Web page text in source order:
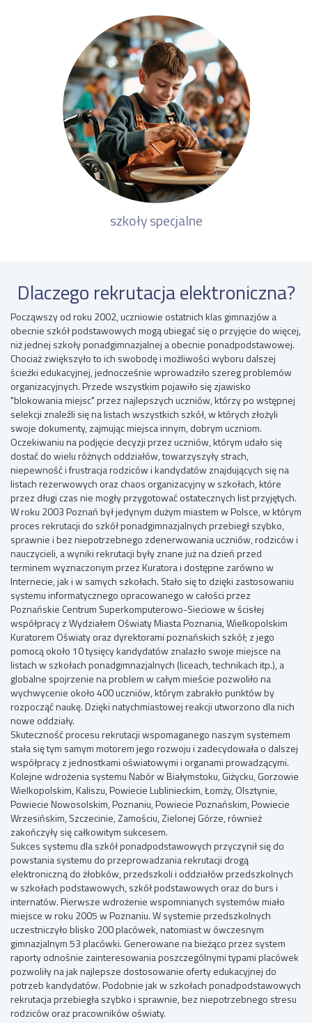
szkoły specjalne
Dlaczego rekrutacja elektroniczna?
Począwszy od roku 2002, uczniowie ostatnich klas gimnazjów a
obecnie szkół podstawowych mogą ubiegać się o przyjęcie do więcej,
niż jednej szkoły ponadgimnazjalnej a obecnie ponadpodstawowej.
Chociaż zwiększyło to ich swobodę i możliwości wyboru dalszej
ścieżki edukacyjnej, jednocześnie wprowadziło szereg problemów
organizacyjnych. Przede wszystkim pojawiło się zjawisko
"blokowania miejsc" przez najlepszych uczniów, którzy po wstępnej
selekcji znaleźli się na listach wszystkich szkół, w których złożyli
swoje dokumenty, zajmując miejsca innym, dobrym uczniom.
Oczekiwaniu na podjęcie decyzji przez uczniów, którym udało się
dostać do wielu różnych oddziałów, towarzyszyły strach,
niepewność i frustracja rodziców i kandydatów znajdujących się na
listach rezerwowych oraz chaos organizacyjny w szkołach, które
przez długi czas nie mogły przygotować ostatecznych list przyjętych.
W roku 2003 Poznań był jedynym dużym miastem w Polsce, w którym
proces rekrutacji do szkół ponadgimnazjalnych przebiegł szybko,
sprawnie i bez niepotrzebnego zdenerwowania uczniów, rodziców i
nauczycieli, a wyniki rekrutacji były znane już na dzień przed
terminem wyznaczonym przez Kuratora i dostępne zarówno w
Internecie, jak i w samych szkołach. Stało się to dzięki zastosowaniu
systemu informatycznego opracowanego w całości przez
Poznańskie Centrum Superkomputerowo-Sieciowe w ścisłej
współpracy z Wydziałem Oświaty Miasta Poznania, Wielkopolskim
Kuratorem Oświaty oraz dyrektorami poznańskich szkół; z jego
pomocą około 10 tysięcy kandydatów znalazło swoje miejsce na
listach w szkołach ponadgimnazjalnych (liceach, technikach itp.), a
globalne spojrzenie na problem w całym mieście pozwoliło na
wychwycenie około 400 uczniów, którym zabrakło punktów by
rozpocząć naukę. Dzięki natychmiastowej reakcji utworzono dla nich
nowe oddziały.
Skuteczność procesu rekrutacji wspomaganego naszym systemem
stała się tym samym motorem jego rozwoju i zadecydowała o dalszej
współpracy z jednostkami oświatowymi i organami prowadzącymi.
Kolejne wdrożenia systemu Nabór w Białymstoku, Giżycku, Gorzowie
Wielkopolskim, Kaliszu, Powiecie Lublinieckim, Łomży, Olsztynie,
Powiecie Nowosolskim, Poznaniu, Powiecie Poznańskim, Powiecie
Wrzesińskim, Szczecinie, Zamościu, Zielonej Górze, również
zakończyły się całkowitym sukcesem.
Sukces systemu dla szkół ponadpodstawowych przyczynił się do
powstania systemu do przeprowadzania rekrutacji drogą
elektroniczną do żłobków, przedszkoli i oddziałów przedszkolnych
w szkołach podstawowych, szkół podstawowych oraz do burs i
internatów. Pierwsze wdrożenie wspomnianych systemów miało
miejsce w roku 2005 w Poznaniu. W systemie przedszkolnych
uczestniczyło blisko 200 placówek, natomiast w ówczesnym
gimnazjalnym 53 placówki. Generowane na bieżąco przez system
raporty odnośnie zainteresowania poszczególnymi typami placówek
pozwoliły na jak najlepsze dostosowanie oferty edukacyjnej do
potrzeb kandydatów. Podobnie jak w szkołach ponadpodstawowych
rekrutacja przebiegła szybko i sprawnie, bez niepotrzebnego stresu
rodziców oraz pracowników oświaty.